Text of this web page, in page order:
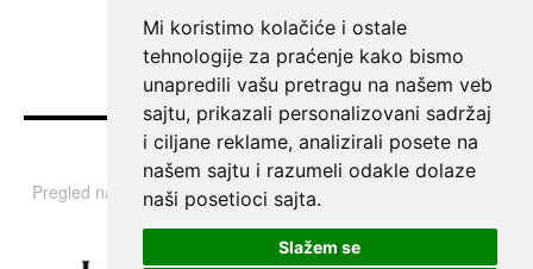
Mi koristimo kolačiće i ostale
tehnologije za praćenje kako bismo
unapredili vašu pretragu na našem veb
sajtu, prikazali personalizovani sadržaj
i ciljane reklame, analizirali posete na
našem sajtu i razumeli odakle dolaze
naši posetioci sajta.
Slažem se
Vesti
Pregled najvažnijih informacija i tema iz Srbije, regiona i sveta.